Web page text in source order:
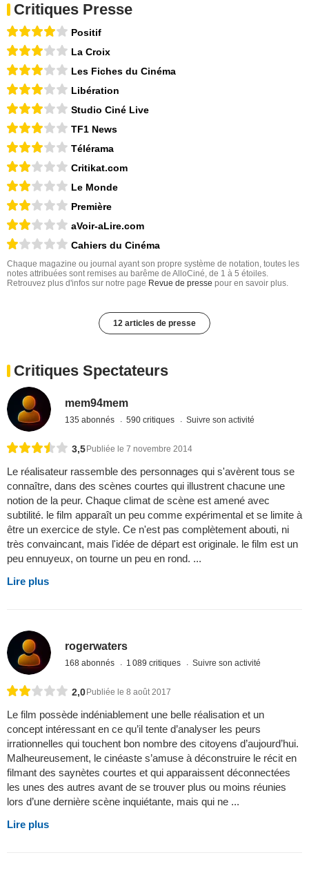
Critiques Presse
Positif
La Croix
Les Fiches du Cinéma
Libération
Studio Ciné Live
TF1 News
Télérama
Critikat.com
Le Monde
Première
aVoir-aLire.com
Cahiers du Cinéma
Chaque magazine ou journal ayant son propre système de notation, toutes les
notes attribuées sont remises au barême de AlloCiné, de 1 à 5 étoiles.
Retrouvez plus d'infos sur notre page Revue de presse pour en savoir plus.
12 articles de presse
Critiques Spectateurs
mem94mem
135 abonnés 590 critiques Suivre son activité
3,5Publiée le 7 novembre 2014
Le réalisateur rassemble des personnages qui s'avèrent tous se
connaître, dans des scènes courtes qui illustrent chacune une
notion de la peur. Chaque climat de scène est amené avec
subtilité. le film apparaît un peu comme expérimental et se limite à
être un exercice de style. Ce n'est pas complètement abouti, ni
très convaincant, mais l'idée de départ est originale. le film est un
peu ennuyeux, on tourne un peu en rond. ...
Lire plus
rogerwaters
168 abonnés 1 089 critiques Suivre son activité
2,0 Publiée le 8 août 2017
Le film possède indéniablement une belle réalisation et un
concept intéressant en ce qu’il tente d’analyser les peurs
irrationnelles qui touchent bon nombre des citoyens d’aujourd’hui.
Malheureusement, le cinéaste s’amuse à déconstruire le récit en
filmant des saynètes courtes et qui apparaissent déconnectées
les unes des autres avant de se trouver plus ou moins réunies
lors d’une dernière scène inquiétante, mais qui ne ...
Lire plus